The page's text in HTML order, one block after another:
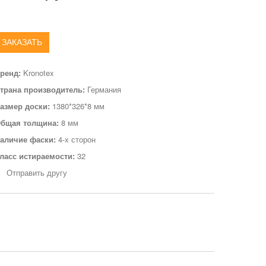
ЗАКАЗАТЬ
Kronotex
производитель: Германия
доски: 1380*326*8 мм
толщина: 8 мм
фаски: 4-х сторон
истираемости: 32
Отправить другу